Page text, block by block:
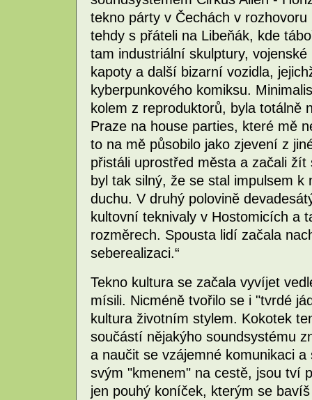
tekno párty v Čechách v
tehdy s přáteli na Libeňák, kde
tam industriální skulptury,
kapoty a další bizarní vozidla,
kyberpunkového komiksu.
kolem z reproduktorů, byla totálně
Praze na house parties, které mě
to na mě působilo jako zjevení z
přistáli uprostřed města a začali
byl tak silný, že se stal impulsem
duchu. V druhý polovině
kultovní teknivaly v Hostomicích a
rozměrech. Spousta lidí začala
seberealizaci.“
Tekno kultura se začala vyvíjet
mísili. Nicméně tvořilo se i "tvrdé
kultura životním stylem. Kokotek
součástí nějakýho soundsystému
a naučit se vzájemné komunikaci
svým "kmenem" na cestě, jsou tví
jen pouhý koníček, kterým se